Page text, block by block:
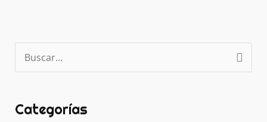
o
k
p
u
a
Categorías